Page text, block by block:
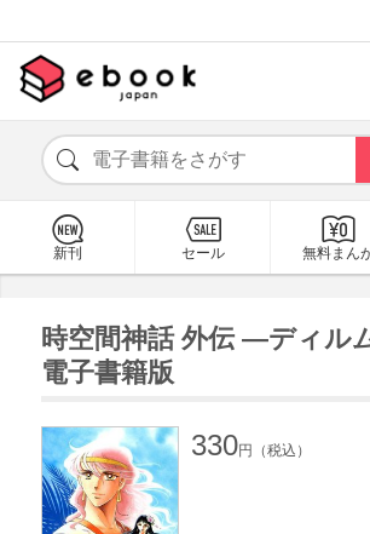
新刊 セール 無料まん
時空間神話 外伝 ―ディル
電子書籍版
330円（税込）